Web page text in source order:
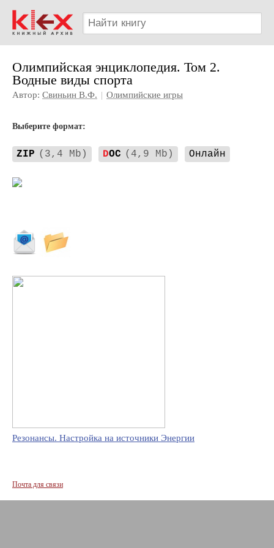
Олимпийская энциклопедия. Том 2.
Водные виды спорта
Автор: Свиньин В.Ф. | Олимпийские игры
Выберите формат:
ZIP (3,4 Mb) DOC (4,9 Mb) Онлайн
Резонансы. Настройка на источники Энергии
Почта для связи